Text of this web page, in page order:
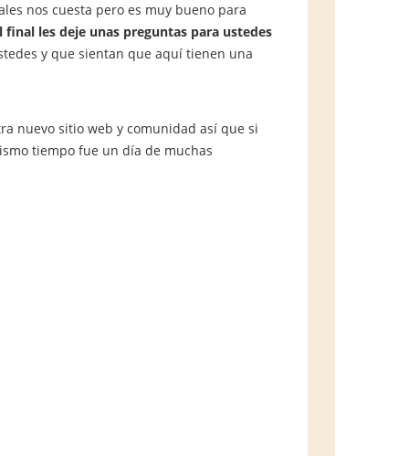
nos cuesta pero es muy bueno para
final les deje unas preguntas para ustedes
y que sientan que aquí tienen una
nuevo sitio web y comunidad así que si
tiempo fue un día de muchas